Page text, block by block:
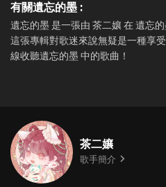
有關遺忘的墨 :
遺忘的墨 是一張由 茶二孃 在 遺忘
這張專輯對歌迷來說無疑是一種享
線收聽遺忘的墨 中的歌曲！
茶二孃
歌手簡介